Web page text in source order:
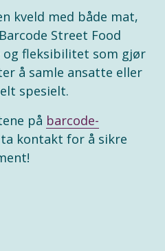
kveld med både mat,
Street Food
fleksibilitet som gjør
å samle ansatte eller
spesielt.
på barcode-
kontakt for å sikre